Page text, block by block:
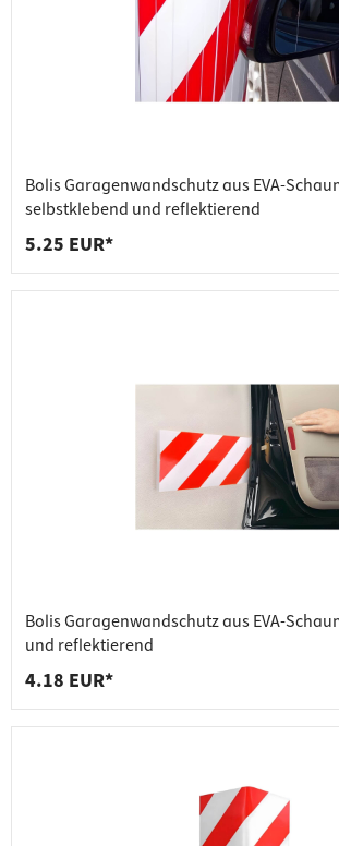
Bolis Garagenwandschutz aus EVA-
selbstklebend und reflektierend
5.25 EUR*
Bolis Garagenwandschutz aus EVA-
und reflektierend
4.18 EUR*